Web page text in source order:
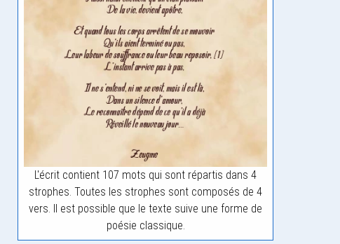
L'écrit contient 107 mots qui sont répartis dans 4
strophes. Toutes les strophes sont composés de 4
vers. Il est possible que le texte suive une forme de
poésie classique.